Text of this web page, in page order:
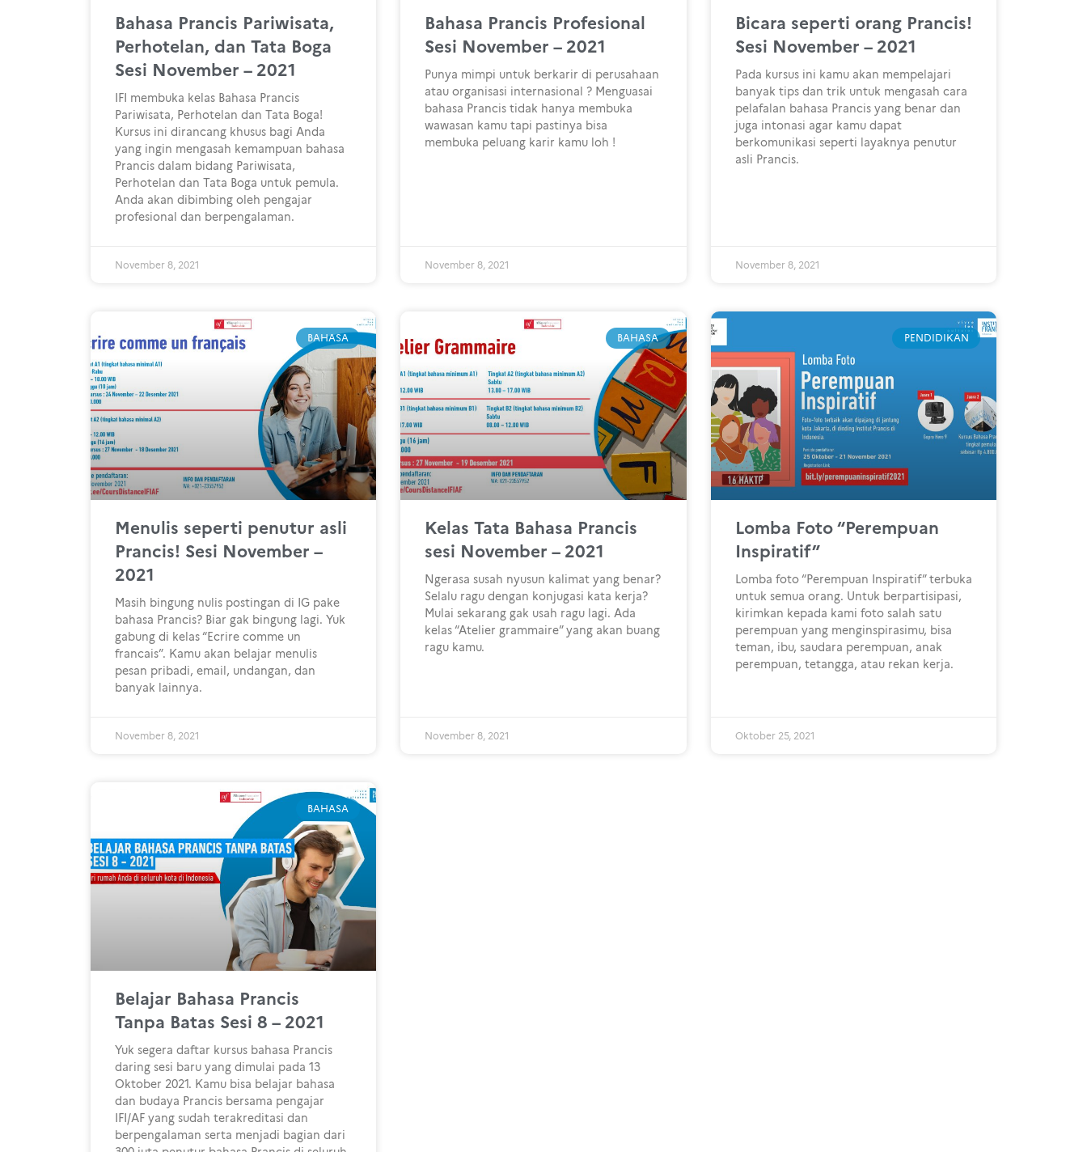
Bahasa Prancis Pariwisata,
Perhotelan, dan Tata Boga
Sesi November – 2021
IFI membuka kelas Bahasa Prancis
Pariwisata, Perhotelan dan Tata Boga!
Kursus ini dirancang khusus bagi Anda
yang ingin mengasah kemampuan bahasa
Prancis dalam bidang Pariwisata,
Perhotelan dan Tata Boga untuk pemula.
Anda akan dibimbing oleh pengajar
profesional dan berpengalaman.
November 8, 2021
Bahasa Prancis Profesional
Sesi November – 2021
Punya mimpi untuk berkarir di perusahaan
atau organisasi internasional ? Menguasai
bahasa Prancis tidak hanya membuka
wawasan kamu tapi pastinya bisa
membuka peluang karir kamu loh !
November 8, 2021
Bicara seperti orang Prancis!
Sesi November – 2021
Pada kursus ini kamu akan mempelajari
banyak tips dan trik untuk mengasah cara
pelafalan bahasa Prancis yang benar dan
juga intonasi agar kamu dapat
berkomunikasi seperti layaknya penutur
asli Prancis.
November 8, 2021
BAHASA
Menulis seperti penutur asli
Prancis! Sesi November –
2021
Masih bingung nulis postingan di IG pake
bahasa Prancis? Biar gak bingung lagi. Yuk
gabung di kelas “Ecrire comme un
francais”. Kamu akan belajar menulis
pesan pribadi, email, undangan, dan
banyak lainnya.
November 8, 2021
BAHASA
Kelas Tata Bahasa Prancis
sesi November – 2021
Ngerasa susah nyusun kalimat yang benar?
Selalu ragu dengan konjugasi kata kerja?
Mulai sekarang gak usah ragu lagi. Ada
kelas “Atelier grammaire” yang akan buang
ragu kamu.
November 8, 2021
PENDIDIKAN
Lomba Foto “Perempuan
Inspiratif”
Lomba foto “Perempuan Inspiratif” terbuka
untuk semua orang. Untuk berpartisipasi,
kirimkan kepada kami foto salah satu
perempuan yang menginspirasimu, bisa
teman, ibu, saudara perempuan, anak
perempuan, tetangga, atau rekan kerja.
Oktober 25, 2021
BAHASA
Belajar Bahasa Prancis
Tanpa Batas Sesi 8 – 2021
Yuk segera daftar kursus bahasa Prancis
daring sesi baru yang dimulai pada 13
Oktober 2021. Kamu bisa belajar bahasa
dan budaya Prancis bersama pengajar
IFI/AF yang sudah terakreditasi dan
berpengalaman serta menjadi bagian dari